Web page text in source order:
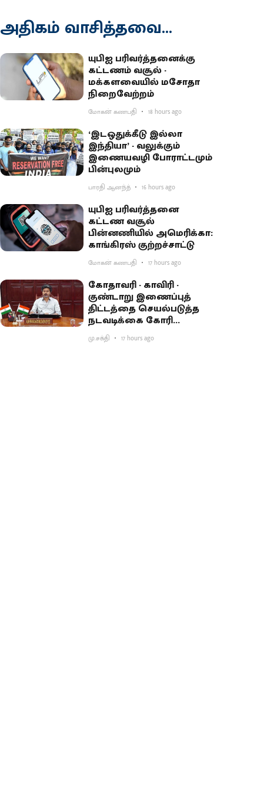
அதிகம் வாசித்தவை...
யுபிஐ பரிவர்த்தனைக்கு
கட்டணம் வசூல் -
மக்களவையில் மசோதா
நிறைவேற்றம்
மோகன் கணபதி 18 hours ago
‘இடஒதுக்கீடு இல்லா
இந்தியா’ - வலுக்கும்
இணையவழி போராட்டமும்
பின்புலமும்
பாரதி ஆனந்த் 16 hours ago
யுபிஐ பரிவர்த்தனை
கட்டண வசூல்
பின்னணியில் அமெரிக்கா:
காங்கிரஸ் குற்றச்சாட்டு
மோகன் கணபதி 17 hours ago
கோதாவரி - காவிரி -
குண்டாறு இணைப்புத்
திட்டத்தை செயல்படுத்த
நடவடிக்கை கோரி
பிரதமருக்கு முதல்வர்
விஜய் கடிதம்
மு.சக்தி 17 hours ago